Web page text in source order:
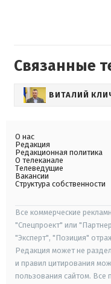
Связанные
ВИТАЛИЙ
О нас
Редакция
Редакционная политика
О телеканале
Телеведущие
Вакансии
Структура собственности
Все коммерческие
"Спецпроект" или
"Эксперт", "Позиция"
Редакция может не
и правил цитирования
пользования сайтом.